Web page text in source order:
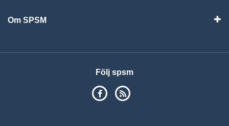
Om SPSM
Följ spsm
SPSM på Facebook